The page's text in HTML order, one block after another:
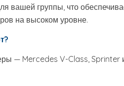
вашей группы, что
на высоком уровне.
— Mercedes V-Class, Sprinter